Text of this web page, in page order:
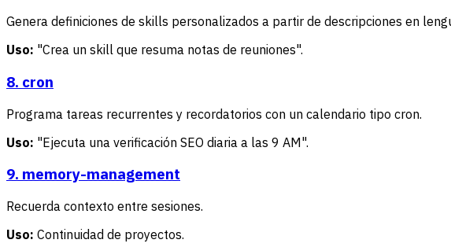
Genera definiciones de skills personalizados a partir de descripciones en
Uso: "Crea un skill que resuma notas de reuniones".
8. cron
Programa tareas recurrentes y recordatorios con un calendario tipo cron.
Uso: "Ejecuta una verificación SEO diaria a las 9 AM".
9. memory-management
Recuerda contexto entre sesiones.
Uso: Continuidad de proyectos.